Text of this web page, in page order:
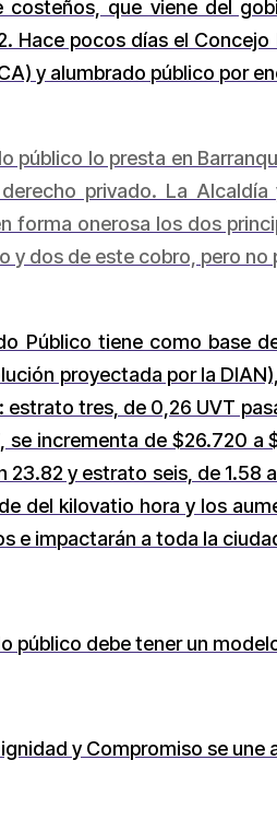
costeños, que viene del
Hace pocos días el
y alumbrado público por
público lo presta en
privado. La
forma onerosa los dos
y dos de este cobro, pero
Público tiene como base
proyectada por la
tres, de 0,26 UVT
se incrementa de $26.720 a
23.82 y estrato seis, de 1.58
del kilovatio hora y los
e impactarán a toda la
público debe tener un
y Compromiso se